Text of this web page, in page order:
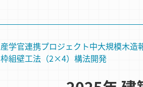
産学官連携プロジェクト中大規模木造
枠組壁⼯法（2×4） 構法開発